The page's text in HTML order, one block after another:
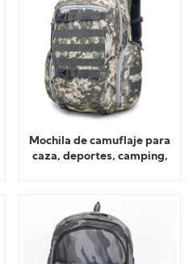
Mochila de camuflaje para
caza, deportes, camping,